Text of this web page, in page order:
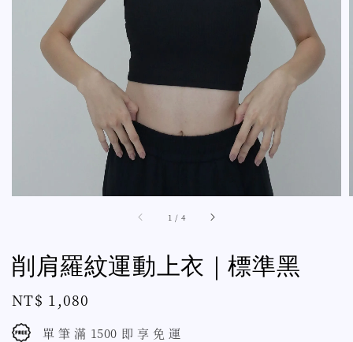
1 / 4
削肩羅紋運動上衣｜標準黑
Regular
price
NT$ 1,080
單 筆 滿 1500 即 享 免 運